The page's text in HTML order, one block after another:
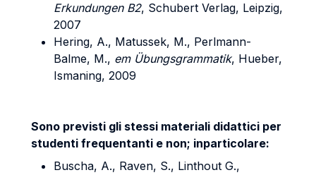
Erkundungen B2, Schubert Verlag, Leipzig,
2007
Hering, A., Matussek, M., Perlmann-
Balme, M., em Übungsgrammatik, Hueber,
Ismaning, 2009
Sono previsti gli stessi materiali didattici per
studenti frequentanti e non; inparticolare:
Buscha, A., Raven, S., Linthout G.,